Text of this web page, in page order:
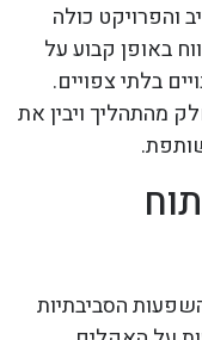
והפרויקט כולה
באופן קבוע על
בלתי צפויים.
מהתהליך ויבין את
הסביבתיות